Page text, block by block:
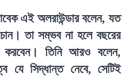
এই অলরাউন্ডার বলেন, যত
তা সম্ভব না হলে বছরের
করবেন। তিনি আরও বলেন,
যে সিদ্ধান্ত নেবে, সেটিই